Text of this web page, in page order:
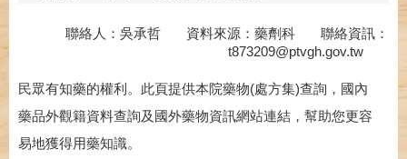
聯絡人：吳承哲 資料來源：藥劑科 聯絡資訊：
t873209@ptvgh.gov.tw
民眾有知藥的權利。此頁提供本院藥物(處方集)查詢，國內
藥品外觀籍資料查詢及國外藥物資訊網站連結，幫助您更容
易地獲得用藥知識。